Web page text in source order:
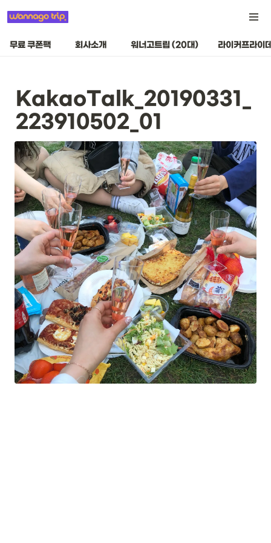
무료 쿠폰팩 회사소개 워너고트립 (20대) 라이커프라이
KakaoTalk_20190331_
223910502_01